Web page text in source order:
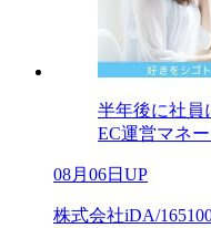
半年後に社員
EC運営マネ
08月06日UP
株式会社iDA/